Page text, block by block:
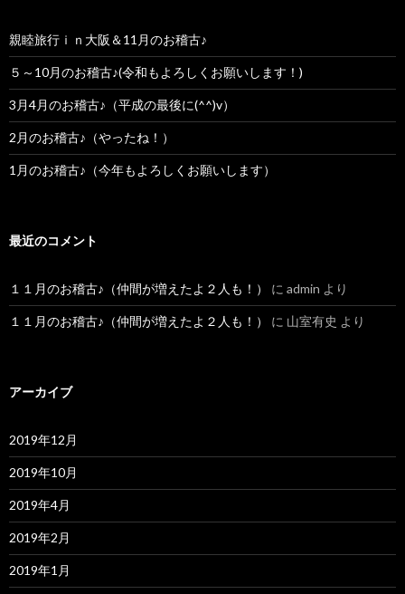
親睦旅行ｉｎ大阪＆11月のお稽古♪
５～10月のお稽古♪(令和もよろしくお願いします！)
3月4月のお稽古♪（平成の最後に(^^)v）
2月のお稽古♪（やったね！）
1月のお稽古♪（今年もよろしくお願いします）
最近のコメント
１１月のお稽古♪（仲間が増えたよ２人も！） に admin より
１１月のお稽古♪（仲間が増えたよ２人も！） に 山室有史 より
アーカイブ
2019年12月
2019年10月
2019年4月
2019年2月
2019年1月